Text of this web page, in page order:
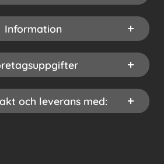
Information
och leverans med: